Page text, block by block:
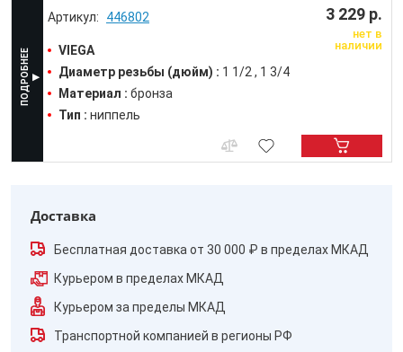
446802
VIEGA
Диаметр резьбы (дюйм) : 1 1/2
1 3/4
Материал : бронза
Тип : ниппель
3 229 р.
нет в
наличии
Доставка
Бесплатная доставка от 30 000 ₽ в пределах МКАД
Курьером в пределах МКАД
Курьером за пределы МКАД
Транспортной компанией в регионы РФ